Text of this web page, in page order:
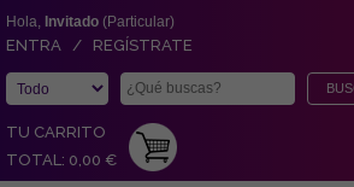
Hola, Invitado (Particular)
ENTRA / REGÍSTRATE
TU CARRITO
TOTAL: 0,00 €